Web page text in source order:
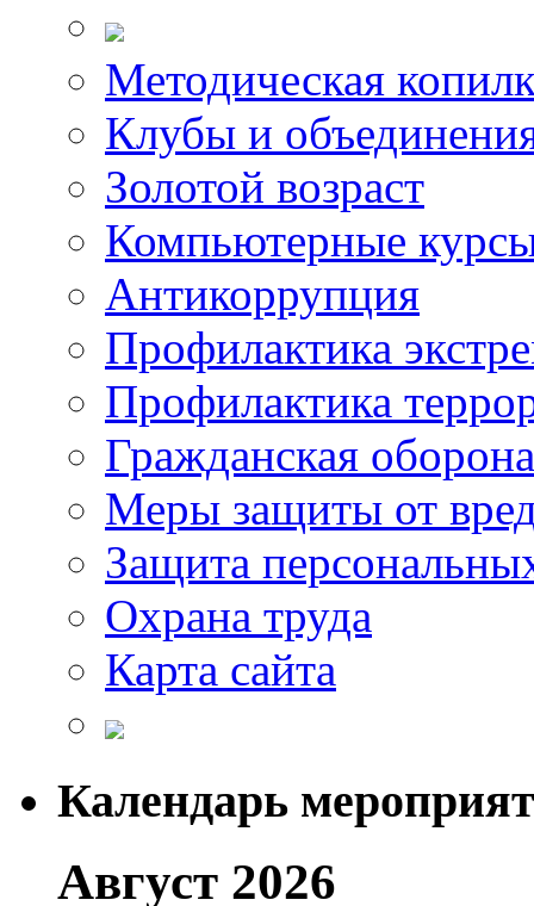
Методическая
Клубы и
Золотой возраст
Компьютерные
Антикоррупция
Профилактика
Профилактика
Гражданская оборона
Меры защиты от
Защита
Охрана труда
Карта сайта
Календарь
Август 2026